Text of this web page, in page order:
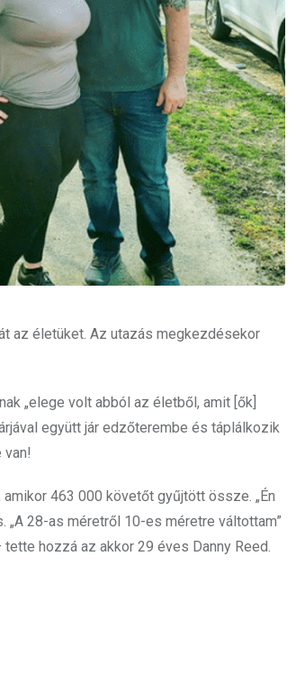
az életüket. Az utazás megkezdésekor
„elege volt abból az életből, amit [ők]
együtt jár edzőterembe és táplálkozik
463 000 követőt gyűjtött össze. „Én
28-as méretről 10-es méretre váltottam”
hozzá az akkor 29 éves Danny Reed.